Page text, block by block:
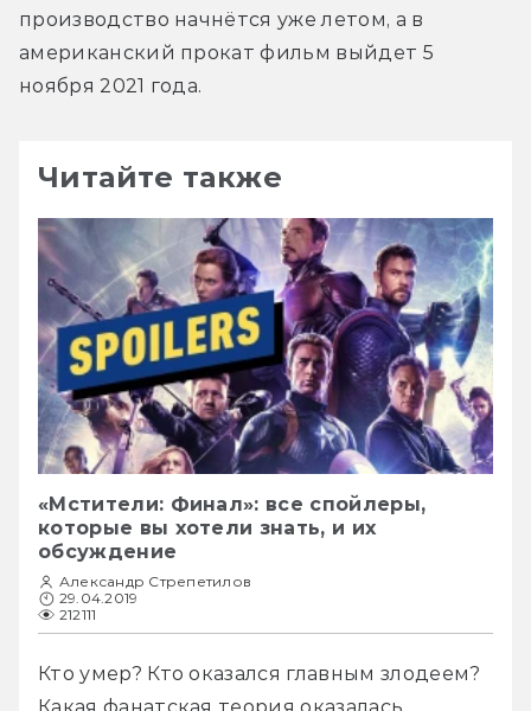
производство начнётся уже летом, а в
американский прокат фильм выйдет 5
ноября 2021 года.
Читайте также
«Мстители: Финал»: все спойлеры,
которые вы хотели знать, и их
обсуждение
Александр Стрепетилов
29.04.2019
212111
Кто умер? Кто оказался главным злодеем?